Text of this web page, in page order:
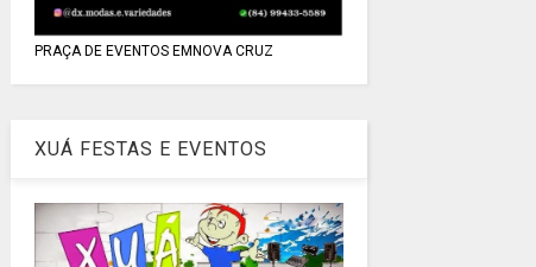
PRAÇA DE EVENTOS EMNOVA CRUZ
XUÁ FESTAS E EVENTOS